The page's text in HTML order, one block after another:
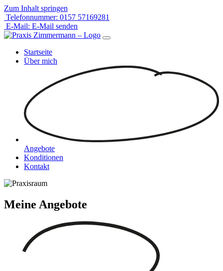
Zum Inhalt springen
Telefonnummer: 0157 57169281
E-Mail: E-Mail senden
Startseite
Über mich
Angebote
Konditionen
Kontakt
Meine Angebote